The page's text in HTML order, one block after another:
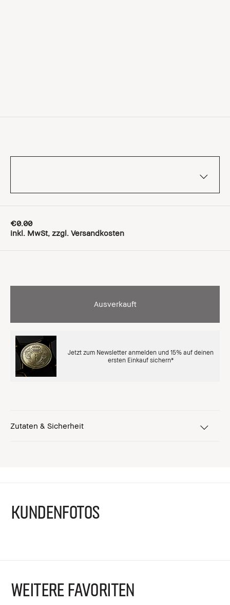
€0.00
inkl. MwSt, zzgl. Versandkosten
Ausverkauft
Jetzt zum Newsletter anmelden und 15% auf deinen
ersten Einkauf sichern*
Zutaten & Sicherheit
KUNDENFOTOS
WEITERE FAVORITEN